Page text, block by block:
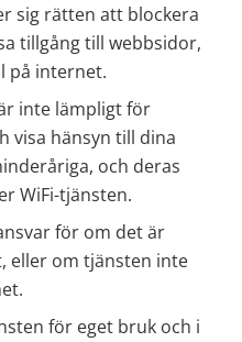
sig rätten att blockera
tillgång till webbsidor,
på internet.
inte lämpligt för
visa hänsyn till dina
och deras
WiFi-tjänsten.
för om det är
eller om tjänsten inte
för eget bruk och i